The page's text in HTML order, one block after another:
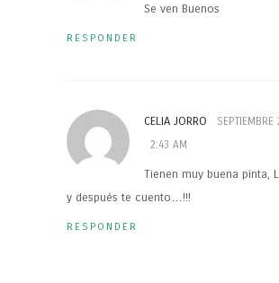
Se ven Buenos
RESPONDER
CELIA JORRO
2:43 AM
Tienen muy buena pinta,
y después te cuento…!!!
RESPONDER